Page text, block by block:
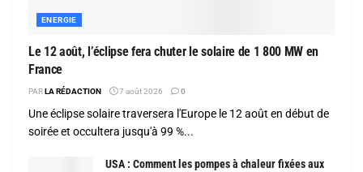
ENERGIE
Le 12 août, l’éclipse fera chuter le solaire de 1 800 MW en
France
PARLA RÉDACTION 7 août 2026 0
Une éclipse solaire traversera l'Europe le 12 août en début de
soirée et occultera jusqu'à 99 %...
USA : Comment les pompes à chaleur fixées aux